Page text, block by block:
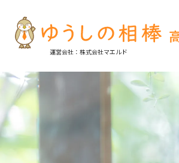
運営会社：株式会社マエルド